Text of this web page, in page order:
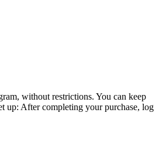
without restrictions. You can keep
up: After completing your purchase, log